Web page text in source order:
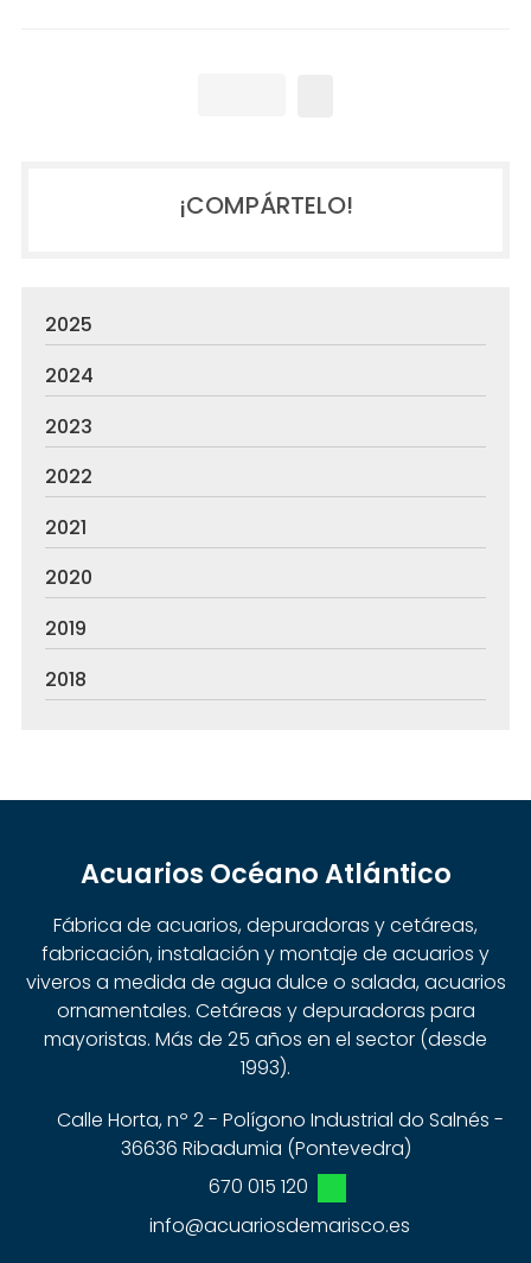
¡COMPÁRTELO!
2025
2024
2023
2022
2021
2020
2019
2018
Acuarios Océano Atlántico
Fábrica de acuarios, depuradoras y cetáreas,
fabricación, instalación y montaje de acuarios y
viveros a medida de agua dulce o salada, acuarios
ornamentales. Cetáreas y depuradoras para
mayoristas. Más de 25 años en el sector (desde
1993).
Calle Horta, nº 2 - Polígono Industrial do Salnés -
36636 Ribadumia (Pontevedra)
670 015 120
info@acuariosdemarisco.es